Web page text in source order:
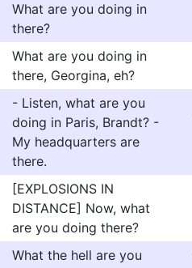
What are you doing in
there?
What are you doing in
there, Georgina, eh?
- Listen, what are you
doing in Paris, Brandt? -
My headquarters are
there.
[EXPLOSIONS IN
DISTANCE] Now, what
are you doing there?
What the hell are you